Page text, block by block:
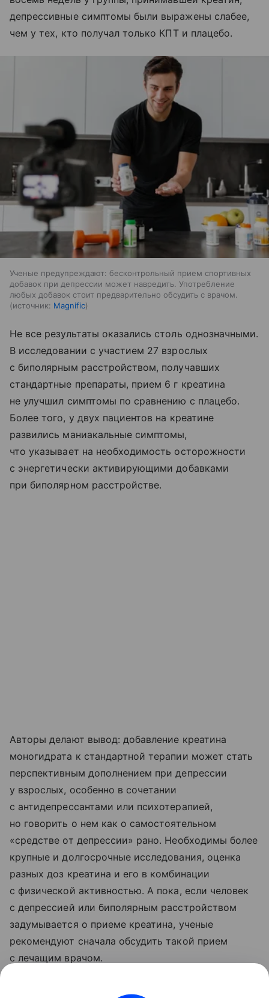
депрессивные симптомы были выражены слабее,
чем у тех, кто получал только КПТ и плацебо.
Ученые предупреждают: бесконтрольный прием спортивных
добавок при депрессии может навредить. Употребление
любых добавок стоит предварительно обсудить с врачом.
источник: Magnific
Не все результаты оказались столь однозначными.
В исследовании с участием 27 взрослых
с биполярным расстройством, получавших
стандартные препараты, прием 6 г креатина
не улучшил симптомы по сравнению с плацебо.
Более того, у двух пациентов на креатине
развились маниакальные симптомы,
что указывает на необходимость осторожности
с энергетически активирующими добавками
при биполярном расстройстве.
Авторы делают вывод: добавление креатина
моногидрата к стандартной терапии может стать
перспективным дополнением при депрессии
у взрослых, особенно в сочетании
с антидепрессантами или психотерапией,
но говорить о нем как о самостоятельном
«средстве от депрессии» рано. Необходимы более
крупные и долгосрочные исследования, оценка
разных доз креатина и его в комбинации
с физической активностью. А пока, если человек
с депрессией или биполярным расстройством
задумывается о приеме креатина, ученые
рекомендуют сначала обсудить такой прием
с лечащим врачом.